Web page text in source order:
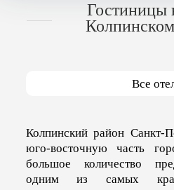
Гостиницы
Все
Колпинский район Санкт-
юго-восточную часть
большое количество
одним из самых